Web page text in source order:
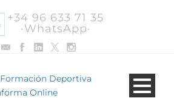
+34 96 633 71 35
·WhatsApp·